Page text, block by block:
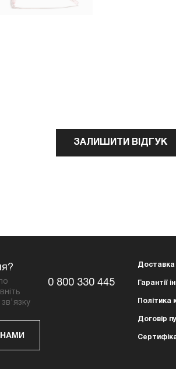
ЗАЛИШИТИ ВІДГУК
0 800 330 445
Доставка
Гарантії
Політика
Договір